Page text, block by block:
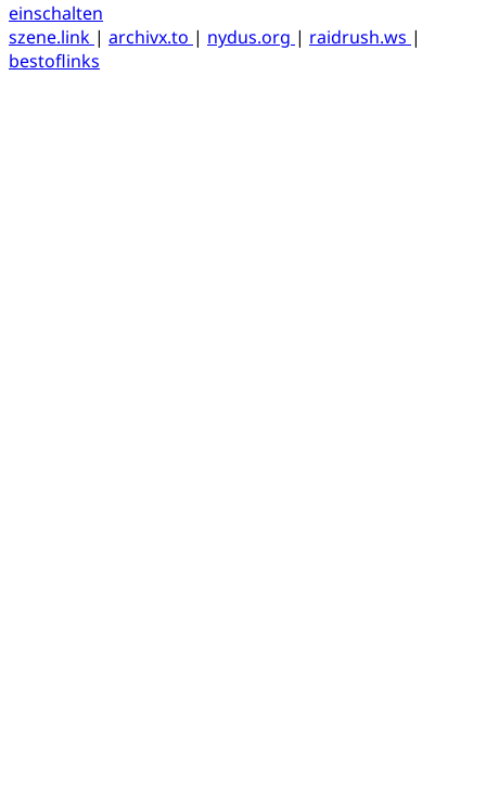
einschalten
szene.link | archivx.to | nydus.org | raidrush.ws |
bestoflinks